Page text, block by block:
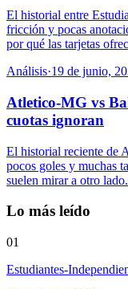
El historial entre
fricción y pocas
por qué las tarjetas
Análisis·19 de junio,
Atletico-MG vs
cuotas ignoran
El historial reciente de
pocos goles y muchas
suelen mirar a otro
Lo más leído
01
Estudiantes-